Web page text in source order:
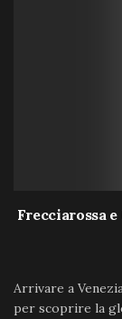
Frecciarossa
Arrivare a
per scoprire la